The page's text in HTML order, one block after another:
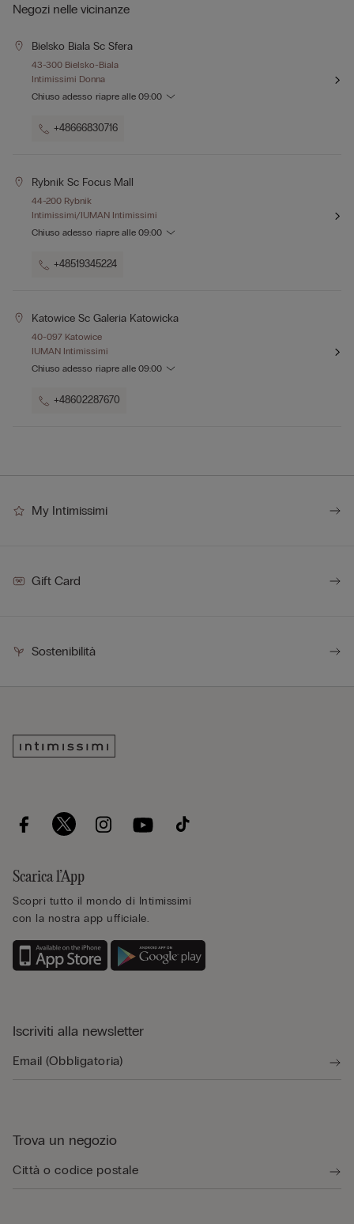
Negozi nelle vicinanze
Bielsko Biala Sc Sfera
43-300 Bielsko-Biala
Intimissimi Donna
Chiuso adesso riapre alle 09:00
+48666830716
Rybnik Sc Focus Mall
44-200 Rybnik
Intimissimi/IUMAN Intimissimi
Chiuso adesso riapre alle 09:00
+48519345224
Katowice Sc Galeria Katowicka
40-097 Katowice
IUMAN Intimissimi
Chiuso adesso riapre alle 09:00
+48602287670
My Intimissimi
Gift Card
Sostenibilità
Scarica l’App
Scopri tutto il mondo di Intimissimi
con la nostra app ufficiale.
Iscriviti alla newsletter
Trova un negozio